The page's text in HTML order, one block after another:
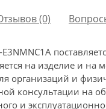
(0)
на изделие и
организаций и
консультации на
и